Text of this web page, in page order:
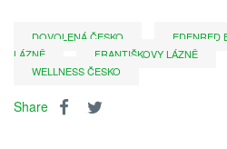
DOVOLENÁ ČESKO EDENRED
LÁZNĚ
FRANTIŠKOVY LÁZNĚ
WELLNESS ČESKO
Share